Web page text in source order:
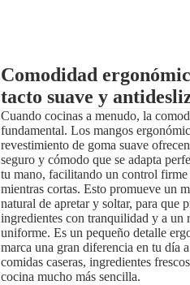
Comodidad
tacto suave y
Cuando cocinas a menudo, la
fundamental. Los mangos
revestimiento de goma suave
seguro y cómodo que se adapta
tu mano, facilitando un control firme
mientras cortas. Esto promueve un
natural de apretar y soltar, para que
ingredientes con tranquilidad y a un
uniforme. Es un pequeño detalle
marca una gran diferencia en tu día
comidas caseras, ingredientes
cocina mucho más sencilla.